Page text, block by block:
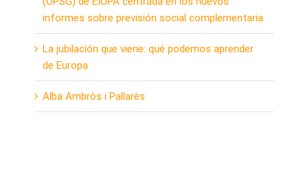
informes sobre previsión social complementaria
La jubilación que viene: qué podemos aprender
de Europa
Alba Ambròs i Pallarès